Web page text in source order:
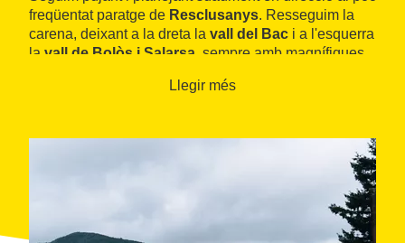
freqüentat paratge de Resclusanys. Resseguim la
carena, deixant a la dreta la vall del Bac i a l'esquerra
la vall de Bolòs i Salarsa , sempre amb magnífiques
podem veure l'església romànica deSanta Maria de
, on
(segle XII). A
continuació, remuntem per pista formigonada cap a
i, seguint el curs del Ritortell, tornem a
Camprodon, on entrem pel costat del
Club de Golf
Llegir més